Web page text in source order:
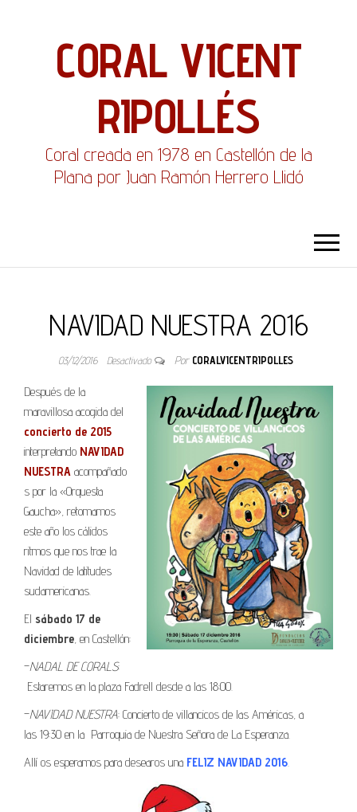
CORAL VICENT
RIPOLLÉS
Coral creada en 1978 en Castellón de la
Plana por Juan Ramón Herrero Llidó
NAVIDAD NUESTRA 2016
03/12/2016 Desactivado Por CORALVICENTRIPOLLES
Después de la
maravillosa acogida del
concierto de 2015
interpretando NAVIDAD
NUESTRA acompañado
s por la «Orquesta
Gaucha», retomamos
este año los cálidos
ritmos que nos trae la
Navidad de latitudes
sudamericanas.
El sábado 17 de
diciembre, en Castellón:
–NADAL DE CORALS:
Estaremos en la plaza Fadrell desde a las 18:00.
–NAVIDAD NUESTRA: Concierto de villancicos de las Américas, a
las 19:30 en la Parroquia de Nuestra Señora de La Esperanza.
Allí os esperamos para desearos una FELIZ NAVIDAD 2016.